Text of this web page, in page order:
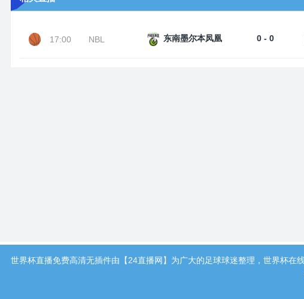
17:00 NBL 东南墨尔本凤凰 0 - 0
世界杯直播免费高清无插件由【24直播网】为广大的足球球迷整理，世界杯